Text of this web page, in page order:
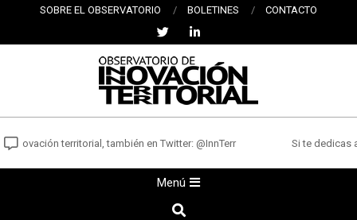
contenido
SOBRE EL OBSERVATORIO BOLETINES CONTACTO
OBSERVATORIO
DE
INNOVACIÓN
TERRITORIAL
territorial, también en Twitter: @InnTerr Si te dedicas
Menú
Buscar